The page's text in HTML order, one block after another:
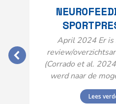
April 2024 Er is
review/
(Corrado et al.
werd naar de
Lees